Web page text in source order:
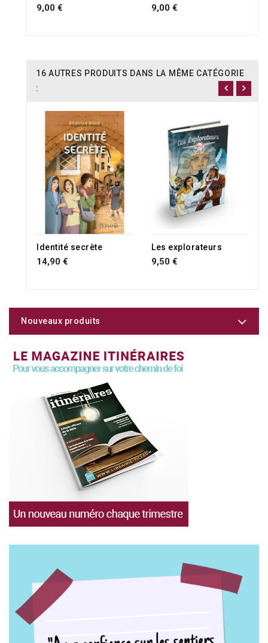
9,00 € 9,00 €
16 AUTRES PRODUITS DANS LA MÊME CATÉGORIE
:
Identité secrète
14,90 €
Les explorateurs
9,50 €
Nouveaux produits